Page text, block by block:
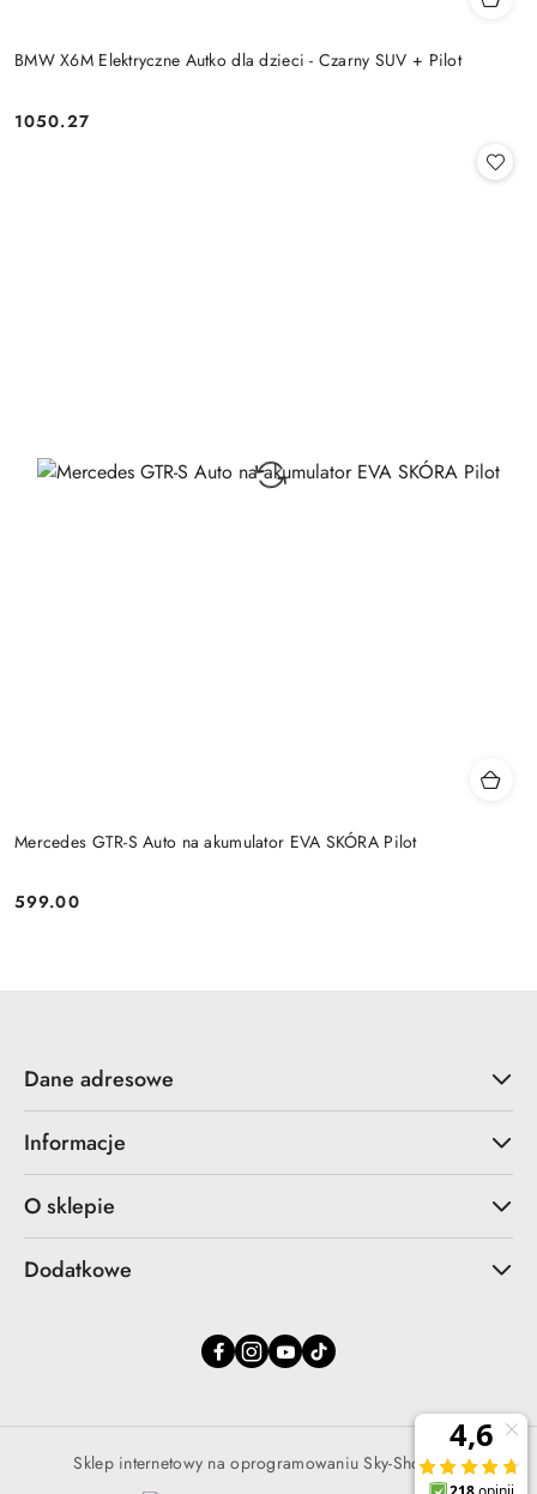
BMW X6M Elektryczne Autko dla dzieci - Czarny SUV + Pilot
Cena:
1050.27
Mercedes GTR-S Auto na akumulator EVA SKÓRA Pilot
Cena:
599.00
Dane adresowe
Informacje
O sklepie
Dodatkowe
Sklep internetowy na oprogramowaniu Sky-Shop.pl